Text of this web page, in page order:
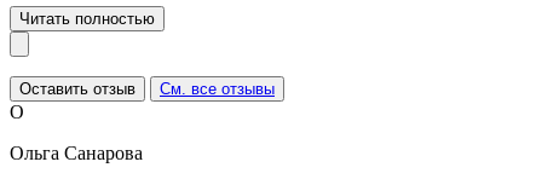
Читать полностью
Оставить отзыв См. все отзывы
О
Ольга Санарова